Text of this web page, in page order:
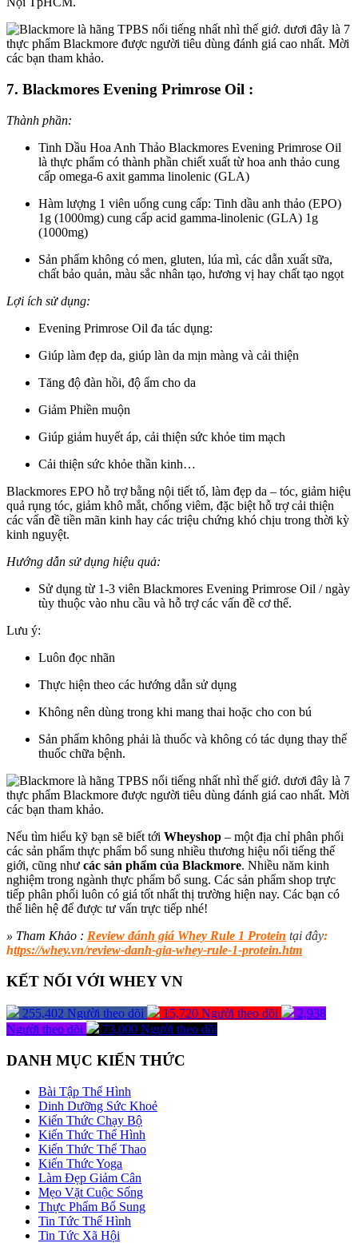
7. Blackmores Evening Primrose Oil :
Thành phần:
Tinh Dầu Hoa Anh Thảo Blackmores Evening Primrose Oil
là thực phẩm có thành phần chiết xuất từ hoa anh thảo cung
cấp omega-6 axit gamma linolenic (GLA)
Hàm lượng 1 viên uống cung cấp: Tinh dầu anh thảo (EPO)
1g (1000mg) cung cấp acid gamma-linolenic (GLA) 1g
(1000mg)
Sản phẩm không có men, gluten, lúa mì, các dẫn xuất sữa,
chất bảo quản, màu sắc nhân tạo, hương vị hay chất tạo ngọt
Lợi ích sử dụng:
Evening Primrose Oil đa tác dụng:
Giúp làm đẹp da, giúp làn da mịn màng và cải thiện
Tăng độ đàn hồi, độ ẩm cho da
Giảm Phiền muộn
Giúp giảm huyết áp, cải thiện sức khỏe tim mạch
Cải thiện sức khỏe thần kinh…
Blackmores EPO hỗ trợbằng nội tiết tố, làm đẹp da – tóc, giảm hiệu
quả rụng tóc, giảm khô mắt, chống viêm, đặc biệt hỗ trợ cải thiện
các vấn đề tiền mãn kinh hay các triệu chứng khó chịu trong thời kỳ
kinh nguyệt.
Hướng dẫn sử dụng hiệu quả:
Sử dụng từ 1-3 viên Blackmores Evening Primrose Oil / ngày
tùy thuộc vào nhu cầu và hỗ trợ các vấn đề cơ thể.
Lưu ý:
Luôn đọc nhãn
Thực hiện theo các hướng dẫn sử dụng
Không nên dùng trong khi mang thai hoặc cho con bú
Sản phẩm không phải là thuốc và không có tác dụng thay thế
thuốc chữa bệnh.
Nếu tìm hiểu kỹ bạn sẽ biết tới Wheyshop – một địa chỉ phân phối
các sản phẩm thực phẩm bổ sung nhiều thương hiệu nổi tiếng thế
giới, cũng như các sản phẩm của Blackmore. Nhiều năm kinh
nghiệm trong ngành thực phẩm bổ sung. Các sản phẩm shop trực
tiếp phân phối luôn có giá tốt nhất thị trường hiện nay. Các bạn có
thể liên hệ để được tư vấn trực tiếp nhé!
» Tham Khảo : Review đánh giá Whey Rule 1 Protein tại đây:
https://whey.vn/review-danh-gia-whey-rule-1-protein.htm
KẾT NỐI VỚI WHEY VN
255,402 Người theo dõi 15,720 Người theo dõi
2,938
Người theo dõi
73,000 Người theo dõi
DANH MỤC KIẾN THỨC
Bài Tập Thể Hình
Dinh Dưỡng Sức Khoẻ
Kiến Thức Chạy Bộ
Kiến Thức Thể Hình
Kiến Thức Thể Thao
Kiến Thức Yoga
Làm Đẹp Giảm Cân
Mẹo Vặt Cuộc Sống
Thực Phẩm Bổ Sung
Tin Tức Thể Hình
Tin Tức Xã Hội